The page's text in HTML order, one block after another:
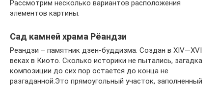
Рассмотрим несколько вариантов расположения
элементов картины.
Сад камней храма Рёандзи
Реандзи – памятник дзен-буддизма. Создан в XIV—XVI
веках в Киото. Сколько историки не пытались, загадка
композиции до сих пор остается до конца не
разгаданной.Это прямоугольный участок, заполненный